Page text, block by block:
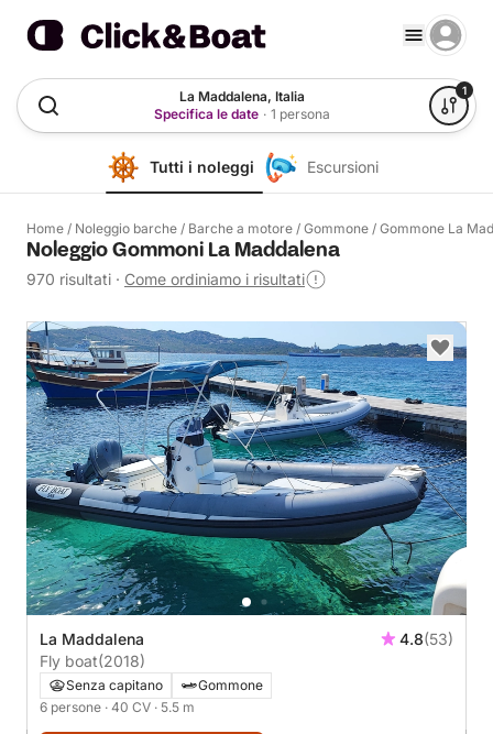
La Maddalena, Italia
Specifica le date · 1 persona
1
Tutti i noleggi Escursioni
Home / Noleggio barche / Barche a motore / Gommone / Gommone La
Noleggio Gommoni La Maddalena
970 risultati · Come ordiniamo i risultati
La Maddalena 4.8(53)
Fly boat(2018)
Senza capitano
Gommone
6 persone · 40 CV · 5.5 m